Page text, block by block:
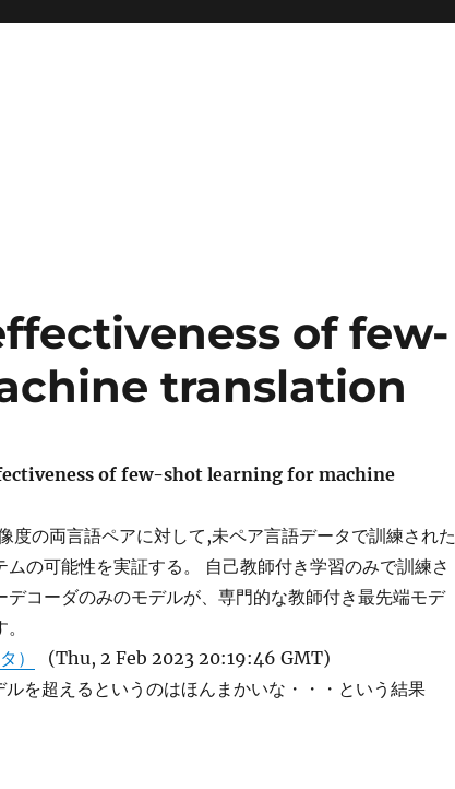
of few-
translation
of few-shot learning for machine
度の両言語ペアに対して,未ペア言語データで訓練された
ムの可能性を実証する。 自己教師付き学習のみで訓練さ
デコーダのみのモデルが、専門的な教師付き最先端モデ
）
(Thu, 2 Feb 2023 20:19:46 GMT)
を超えるというのはほんまかいな・・・という結果